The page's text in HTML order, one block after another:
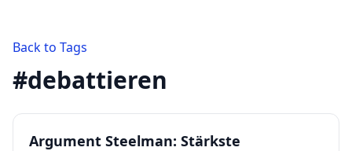
Back to Tags
#debattieren
Argument Steelman: Stärkste